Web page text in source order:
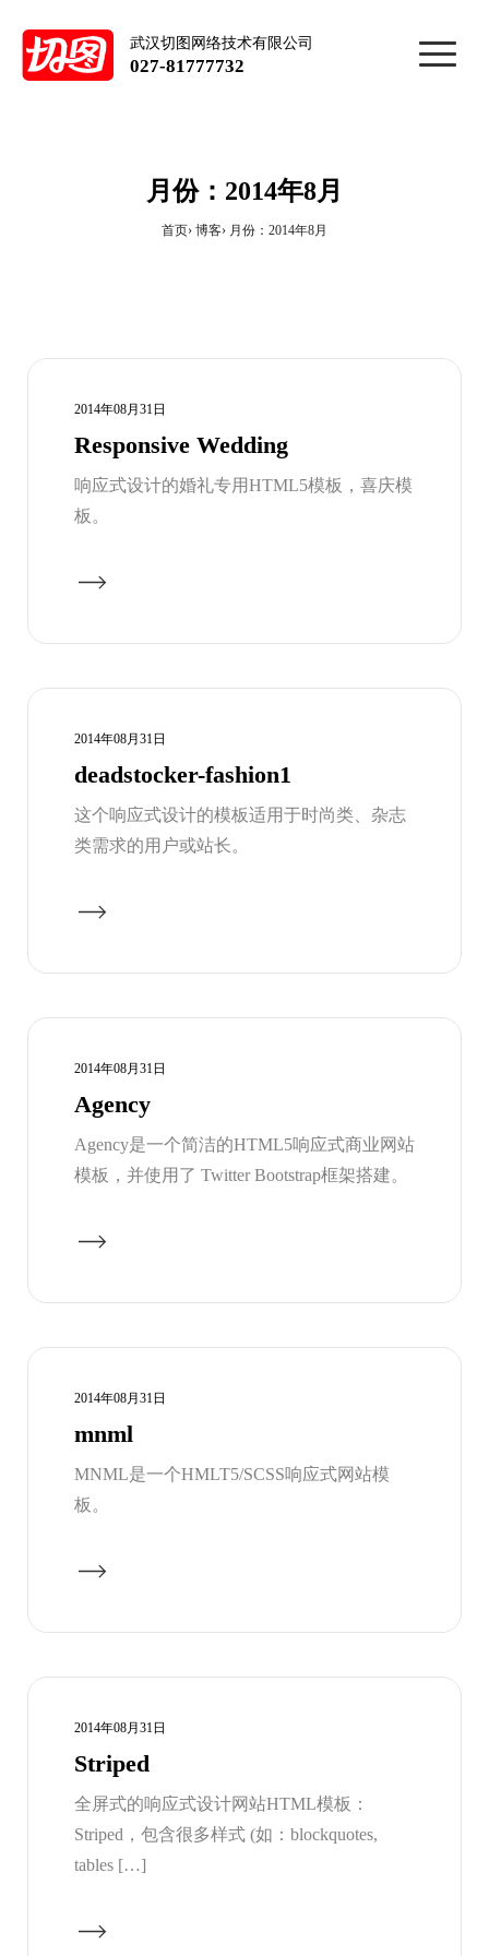
武汉切图网络技术有限公司
027-81777732
月份：2014年8月
首页 博客 月份：2014年8月
2014年08月31日
Responsive Wedding
响应式设计的婚礼专用HTML5模板，喜庆模
板。
2014年08月31日
deadstocker-fashion1
这个响应式设计的模板适用于时尚类、杂志
类需求的用户或站长。
2014年08月31日
Agency
Agency是一个简洁的HTML5响应式商业网站
模板，并使用了 Twitter Bootstrap框架搭建。
2014年08月31日
mnml
MNML是一个HMLT5/SCSS响应式网站模
板。
2014年08月31日
Striped
全屏式的响应式设计网站HTML模板：
Striped，包含很多样式 (如：blockquotes,
tables […]